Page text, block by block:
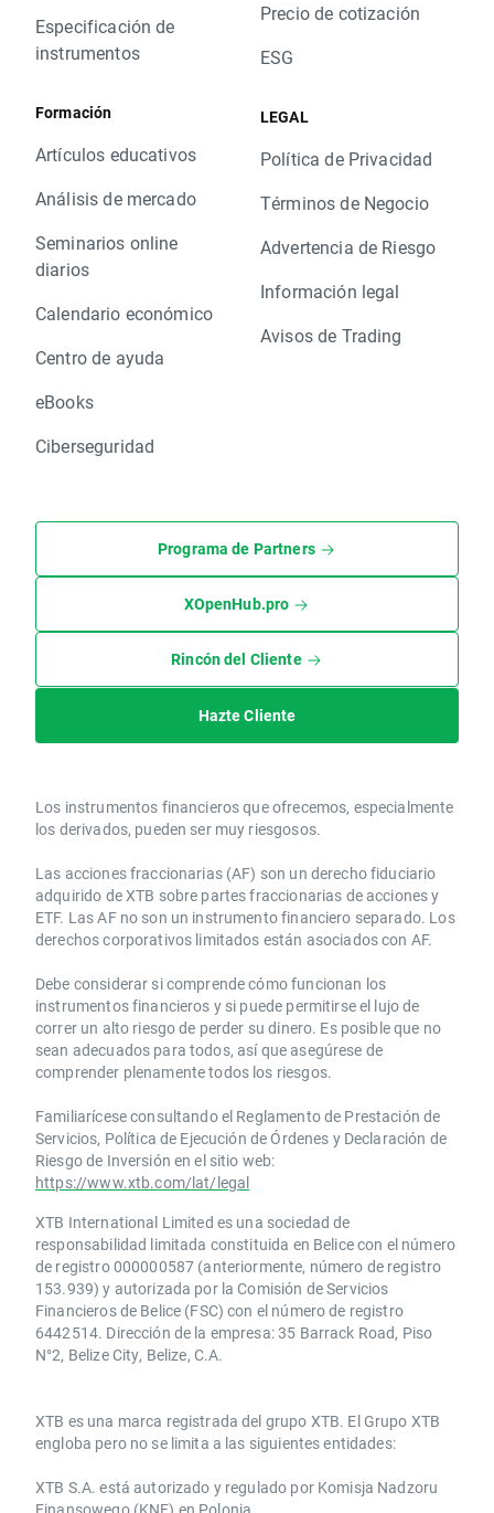
Especificación de
instrumentos
Formación
Artículos educativos
Análisis de mercado
Seminarios online
diarios
Calendario económico
Centro de ayuda
eBooks
Ciberseguridad
Precio de cotización
ESG
LEGAL
Política de Privacidad
Términos de Negocio
Advertencia de Riesgo
Información legal
Avisos de Trading
Programa de Partners
XOpenHub.pro
Rincón del Cliente
Hazte Cliente
Los instrumentos financieros que ofrecemos, especialmente
los derivados, pueden ser muy riesgosos.
Las acciones fraccionarias (AF) son un derecho fiduciario
adquirido de XTB sobre partes fraccionarias de acciones y
ETF. Las AF no son un instrumento financiero separado. Los
derechos corporativos limitados están asociados con AF.
Debe considerar si comprende cómo funcionan los
instrumentos financieros y si puede permitirse el lujo de
correr un alto riesgo de perder su dinero. Es posible que no
sean adecuados para todos, así que asegúrese de
comprender plenamente todos los riesgos.
Familiarícese consultando el Reglamento de Prestación de
Servicios, Política de Ejecución de Órdenes y Declaración de
Riesgo de Inversión en el sitio web:
https://www.xtb.com/lat/legal
XTB International Limited es una sociedad de
responsabilidad limitada constituida en Belice con el número
de registro 000000587 (anteriormente, número de registro
153.939) y autorizada por la Comisión de Servicios
Financieros de Belice (FSC) con el número de registro
6442514. Dirección de la empresa: 35 Barrack Road, Piso
N°2, Belize City, Belize, C.A.
​​XTB es una marca registrada del grupo XTB. El Grupo XTB
engloba pero no se limita a las siguientes entidades:
XTB S.A.​ está autorizado y regulado por Komisja Nadzoru